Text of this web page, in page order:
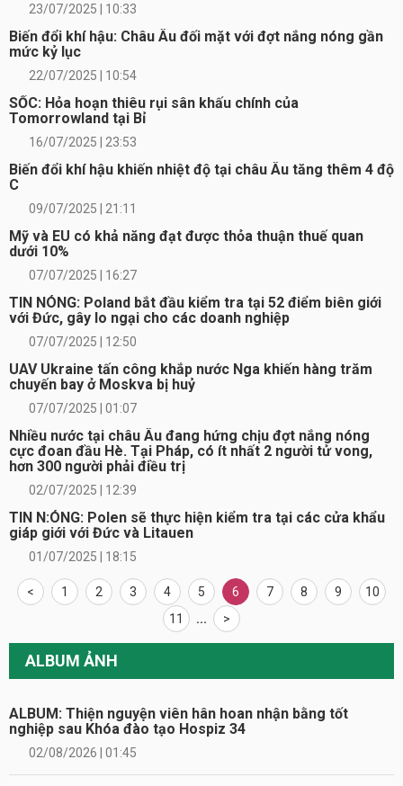
23/07/2025 | 10:33
Biến đổi khí hậu: Châu Âu đối mặt với đợt nắng nóng gần
mức kỷ lục
22/07/2025 | 10:54
SỐC: Hỏa hoạn thiêu rụi sân khấu chính của
Tomorrowland tại Bỉ
16/07/2025 | 23:53
Biến đổi khí hậu khiến nhiệt độ tại châu Âu tăng thêm 4 độ
C
09/07/2025 | 21:11
Mỹ và EU có khả năng đạt được thỏa thuận thuế quan
dưới 10%
07/07/2025 | 16:27
TIN NÓNG: Poland bắt đầu kiểm tra tại 52 điểm biên giới
với Đức, gây lo ngại cho các doanh nghiệp
07/07/2025 | 12:50
UAV Ukraine tấn công khắp nước Nga khiến hàng trăm
chuyến bay ở Moskva bị huỷ
07/07/2025 | 01:07
Nhiều nước tại châu Âu đang hứng chịu đợt nắng nóng
cực đoan đầu Hè. Tại Pháp, có ít nhất 2 người tử vong,
hơn 300 người phải điều trị
02/07/2025 | 12:39
TIN N:ÓNG: Polen sẽ thực hiện kiểm tra tại các cửa khẩu
giáp giới với Đức và Litauen
01/07/2025 | 18:15
< 1 2 3 4 5 6 7 8 9
10
11
... >
ALBUM ẢNH
ALBUM: Thiện nguyện viên hân hoan nhận bằng tốt
nghiệp sau Khóa đào tạo Hospiz 34
02/08/2026 | 01:45